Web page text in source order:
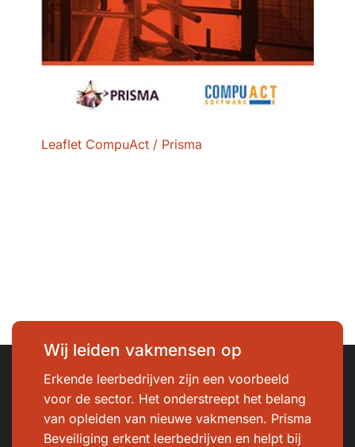
Leaflet CompuAct / Prisma
Wij leiden vakmensen op
Erkende leerbedrijven zijn een voorbeeld
voor de sector. Het onderstreept het belang
van opleiden van nieuwe vakmensen. Prisma
Beveiliging erkent leerbedrijven en helpt bij